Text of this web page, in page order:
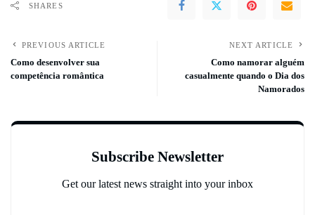
SHARES
PREVIOUS ARTICLE
Como desenvolver sua
competência romântica
NEXT ARTICLE
Como namorar alguém
casualmente quando o Dia dos
Namorados
Subscribe Newsletter
Get our latest news straight into your inbox